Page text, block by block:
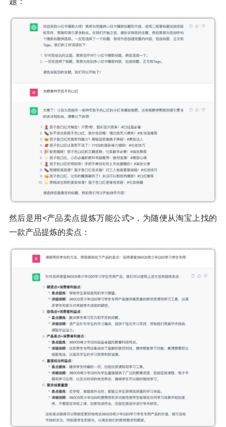
然后是用<产品卖点提炼万能公式>，为随便从淘宝上找的
一款产品提炼的卖点：